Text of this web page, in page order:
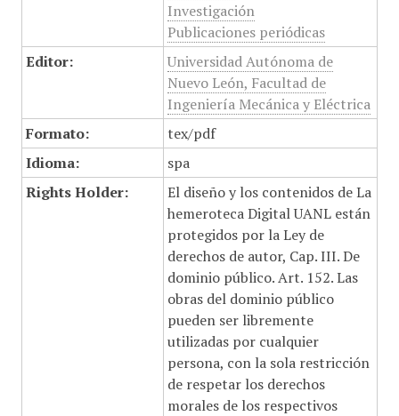
Investigación
Publicaciones periódicas
Editor:
Universidad Autónoma de
Nuevo León, Facultad de
Ingeniería Mecánica y Eléctrica
Formato:
tex/pdf
Idioma:
spa
Rights Holder:
El diseño y los contenidos de La
hemeroteca Digital UANL están
protegidos por la Ley de
derechos de autor, Cap. III. De
dominio público. Art. 152. Las
obras del dominio público
pueden ser libremente
utilizadas por cualquier
persona, con la sola restricción
de respetar los derechos
morales de los respectivos